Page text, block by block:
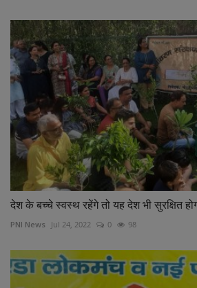
देश के बच्चे स्वस्थ रहेंगे तो यह देश भी सुरक्षित
PNI News Jul 24, 2022 0 98